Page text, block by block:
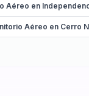
Aéreo en
Aéreo en Cerro